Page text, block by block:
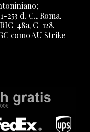
253 d. C., Roma,
48a, C-128.
como AU Strike